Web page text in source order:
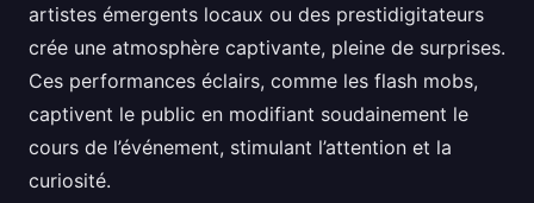
artistes émergents locaux ou des prestidigitateurs
crée une atmosphère captivante, pleine de surprises.
Ces performances éclairs, comme les flash mobs,
captivent le public en modifiant soudainement le
cours de l’événement, stimulant l’attention et la
curiosité.